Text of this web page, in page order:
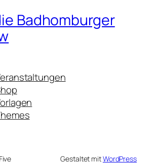
Badhomburger
Gestaltet mitWordPress